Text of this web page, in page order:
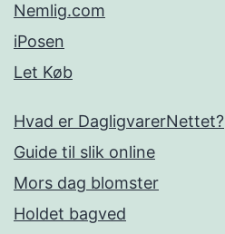
Nemlig.com
iPosen
Let Køb
Hvad er DagligvarerNettet?
Guide til slik online
Mors dag blomster
Holdet bagved